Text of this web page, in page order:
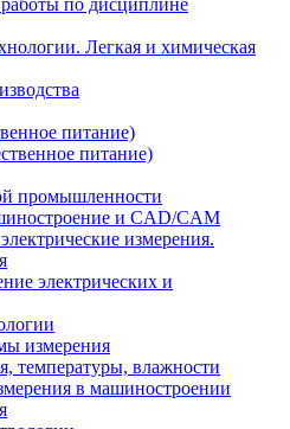
по дисциплине
Легкая и химическая
питание)
питание)
промышленности
и CAD/CAM
измерения.
электрических и
измерения
температуры, влажности
в машиностроении